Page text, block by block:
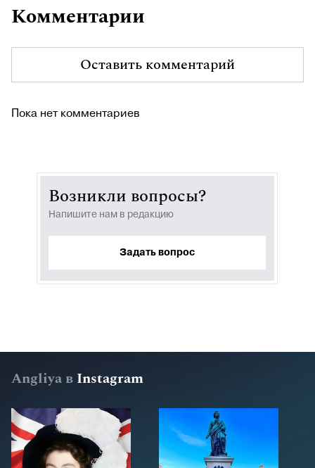
Комментарии
Оставить комментарий
Пока нет комментариев
Возникли вопросы?
Напишите нам в редакцию
Задать вопрос
Angliya в Instagram